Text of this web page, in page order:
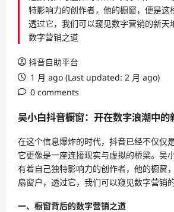
特影响力的创作者，他的橱窗，便是这
透过它，我们可以窥见数字营销的新天
数字营销之道
抖音自助平台
1 月 ago (Last updated: 2 月 ago)
0 comments
吴小白抖音橱窗：开在数字浪潮中的
在这个信息爆炸的时代，抖音已经不仅仅
它更像是一座连接现实与虚拟的桥梁。吴
有着自己独特影响力的创作者，他的橱窗
扇窗户，透过它，我们可以窥见数字营销的
一、橱窗背后的数字营销之道